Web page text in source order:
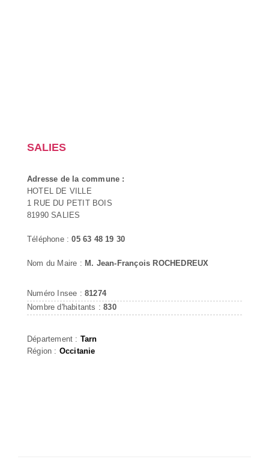
SALIES
Adresse de la commune :
HOTEL DE VILLE
1 RUE DU PETIT BOIS
81990 SALIES
Téléphone :05 63 48 19 30
Nom du Maire : M. Jean-François ROCHEDREUX
Numéro Insee : 81274
Nombre d'habitants :830
Département : Tarn
Région : Occitanie